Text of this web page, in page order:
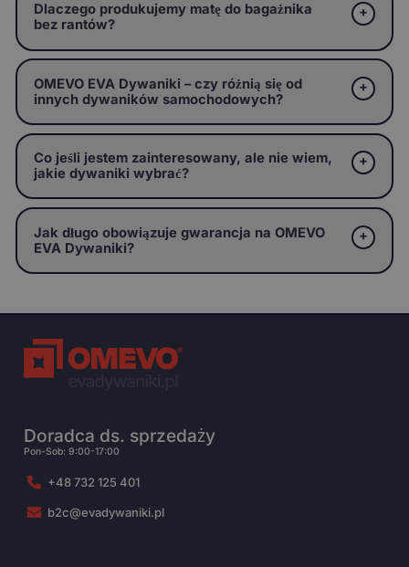
Dlaczego produkujemy matę do bagażnika
bez rantów?
OMEVO EVA Dywaniki – czy różnią się od
innych dywaników samochodowych?
Co jeśli jestem zainteresowany, ale nie wiem,
jakie dywaniki wybrać?
Jak długo obowiązuje gwarancja na OMEVO
EVA Dywaniki?
Doradca ds. sprzedaży
Pon-Sob: 9:00-17:00
+48 732 125 401
b2c@evadywaniki.pl